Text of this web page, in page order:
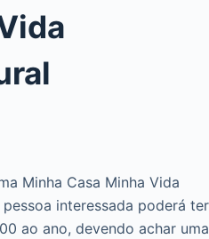
Minha Casa Minha Vida
interessada poderá ter
ao ano, devendo achar uma